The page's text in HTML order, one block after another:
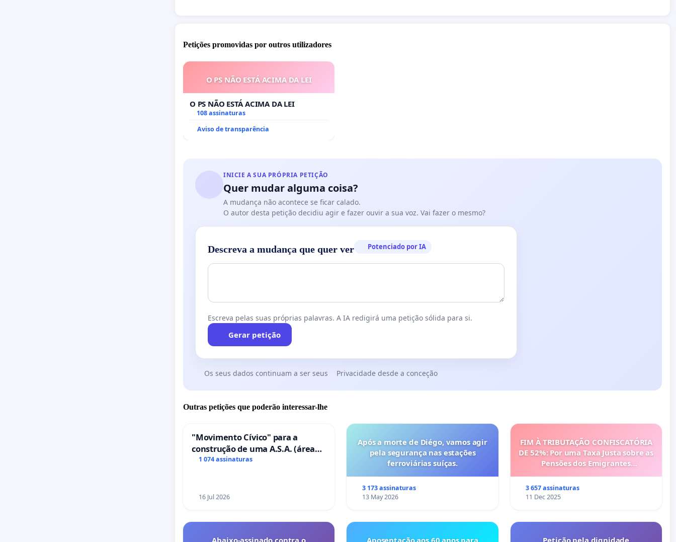
Petições promovidas por outros utilizadores
O PS NÃO ESTÁ ACIMA DA LEI
O PS NÃO ESTÁ ACIMA DA LEI
108 assinaturas
Aviso de transparência
INICIE A SUA PRÓPRIA PETIÇÃO
Quer mudar alguma coisa?
A mudança não acontece se ficar calado.
O autor desta petição decidiu agir e fazer ouvir a sua voz. Vai fazer o mesmo?
Descreva a mudança que quer ver Potenciado por IA
Escreva pelas suas próprias palavras. A IA redigirá uma petição sólida para si.
Gerar petição
Os seus dados continuam a ser seus Privacidade desde a conceção
Outras petições que poderão interessar-lhe
"Movimento Cívico" para a
construção de uma A.S.A. (área
de serviços para autocaravanas)
1 074 assinaturas
16 Jul 2026
Após a morte de Diégo, vamos agir
pela segurança nas estações
ferroviárias suíças.
3 173 assinaturas
13 May 2026
FIM À TRIBUTAÇÃO CONFISCATÓRIA
DE 52%: Por uma Taxa Justa sobre as
Pensões dos Emigrantes
3 657 assinaturas
11 Dec 2025